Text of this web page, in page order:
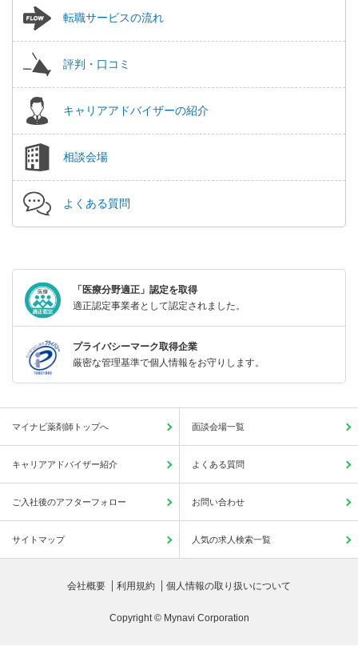
転職サービスの流れ
評判・口コミ
キャリアアドバイザーの紹介
相談会場
よくある質問
「医療分野適正」認定を取得
適正認定事業者として認定されました。
プライバシーマーク取得企業
厳密な管理基準で個人情報をお守りします。
マイナビ薬剤師トップへ 面談会場一覧
キャリアアドバイザー紹介 よくある質問
ご入社後のアフターフォロー お問い合わせ
サイトマップ 人気の求人検索一覧
会社概要 利用規約 個人情報の取り扱いについて
Copyright © Mynavi Corporation